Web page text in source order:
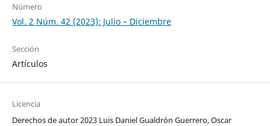
Número
Vol. 2 Núm. 42 (2023): Julio – Diciembre
Sección
Artículos
Licencia
Derechos de autor 2023 Luis Daniel Gualdrón Guerrero, Oscar